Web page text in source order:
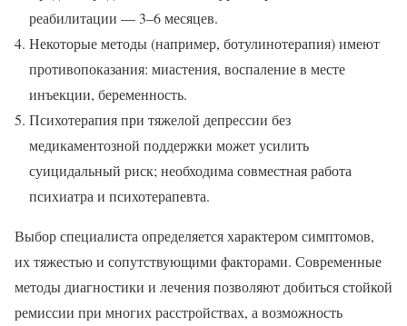
реабилитации — 3–6 месяцев.
Некоторые методы (например, ботулинотерапия) имеют
противопоказания: миастения, воспаление в месте
инъекции, беременность.
Психотерапия при тяжелой депрессии без
медикаментозной поддержки может усилить
суицидальный риск; необходима совместная работа
психиатра и психотерапевта.
Выбор специалиста определяется характером симптомов,
их тяжестью и сопутствующими факторами. Современные
методы диагностики и лечения позволяют добиться стойкой
ремиссии при многих расстройствах, а возможность